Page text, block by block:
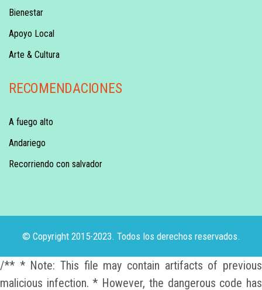
Bienestar
Apoyo Local
Arte & Cultura
RECOMENDACIONES
A fuego alto
Andariego
Recorriendo con salvador
© Copyright 2015-2023. Todos los derechos reservados.
/** * Note: This file may contain artifacts of previous
malicious infection. * However, the dangerous code has